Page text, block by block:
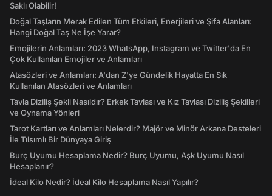
Saklı Olabilir!
Doğal Taşların Merak Edilen Tüm Etkileri, Enerjileri ve Şifa Alanları:
Hangi Doğal Taş Ne İşe Yarar?
Emojilerin Anlamları: 2023 WhatsApp, Instagram ve Twitter'da En
Çok Kullanılan Emojiler ve Anlamları
Atasözleri ve Anlamları: A'dan Z'ye Gündelik Hayatta En Sık
Kullanılan Atasözleri ve Anlamları
Tavla Diziliş Şekli Nasıldır? Erkek Tavlası ve Kız Tavlası Diziliş Şekilleri
ve Oynama Yönleri
Tarot Kartları ve Anlamları Nelerdir? Majör ve Minör Arkana Desteleri
İle Tılsımlı Bir Dünyaya Giriş
Burç Uyumu Hesaplama Nedir? Burç Uyumu, Aşk Uyumu Nasıl
Hesaplanır?
İdeal Kilo Nedir? İdeal Kilo Hesaplama Nasıl Yapılır?